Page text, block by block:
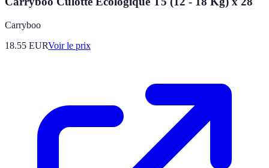
Carryboo
18.55 EURVoir le prix